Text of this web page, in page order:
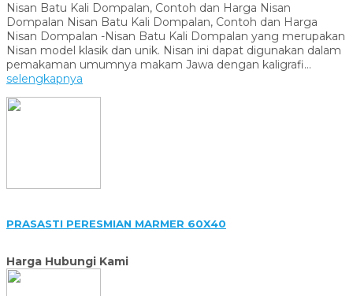
Nisan Batu Kali Dompalan, Contoh dan Harga Nisan
Dompalan Nisan Batu Kali Dompalan, Contoh dan Harga
Nisan Dompalan -Nisan Batu Kali Dompalan yang merupakan
Nisan model klasik dan unik. Nisan ini dapat digunakan dalam
pemakaman umumnya makam Jawa dengan kaligrafi...
selengkapnya
PRASASTI PERESMIAN MARMER 60X40
Harga Hubungi Kami